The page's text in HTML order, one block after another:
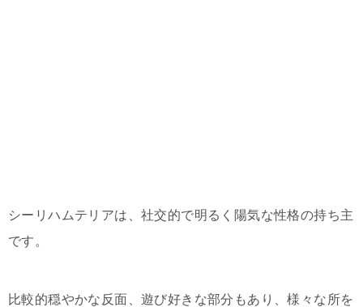
シーリハムテリアは、社交的で明るく陽気な性格の持ち主
です。
比較的穏やかな反面、遊び好きな部分もあり、様々な所を